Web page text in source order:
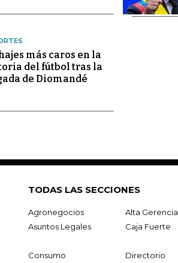
más caros en la
del fútbol tras la
de Diomandé
TODAS LAS SECCIONES
Agronegocios Alta Gerencia
Asuntos Legales
Caja Fuerte
Consumo
Directorio